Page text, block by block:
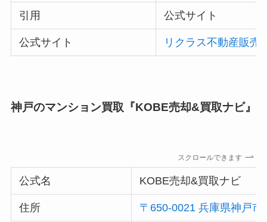
引用 公式サイト
公式サイト リクラス不動産販売
神戸のマンション買取『KOBE売却&買取ナビ』
スクロールできます
公式名 KOBE売却&買取ナビ
住所 〒650-0021 兵庫県神戸